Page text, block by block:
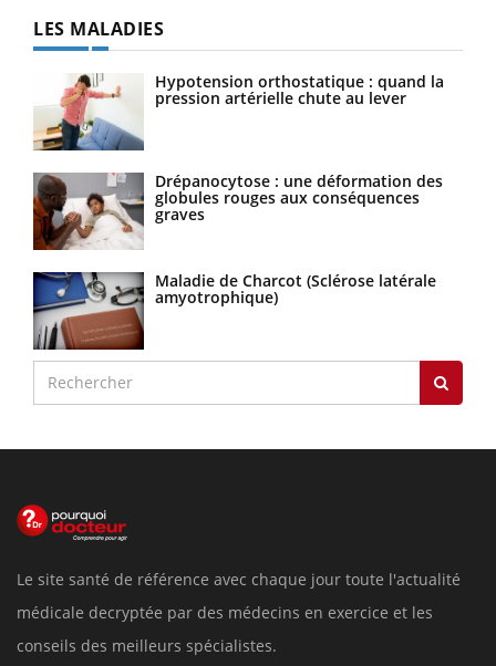
LES MALADIES
Hypotension orthostatique : quand la
pression artérielle chute au lever
Drépanocytose : une déformation des
globules rouges aux conséquences
graves
Maladie de Charcot (Sclérose latérale
amyotrophique)
Le site santé de référence avec chaque jour toute l'actualité
médicale decryptée par des médecins en exercice et les
conseils des meilleurs spécialistes.